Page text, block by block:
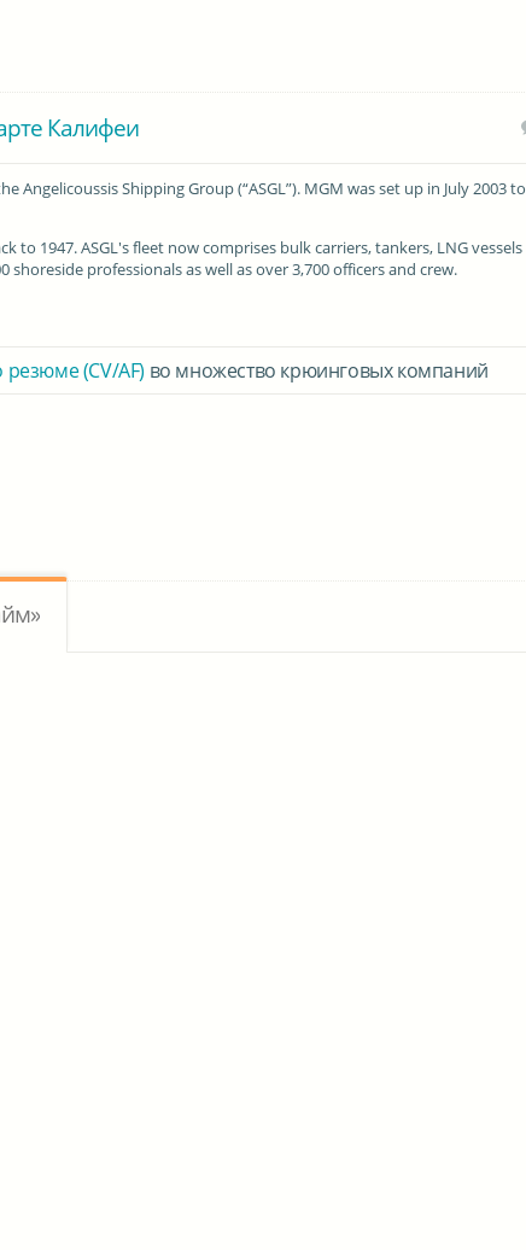
Калифеи
Angelicoussis Shipping Group (“ASGL”). MGM was set up in July 2003 to
to 1947. ASGL's fleet now comprises bulk carriers, tankers, LNG vessels
professionals as well as over 3,700 officers and crew.
резюме (CV/AF) во множество крюинговых компаний